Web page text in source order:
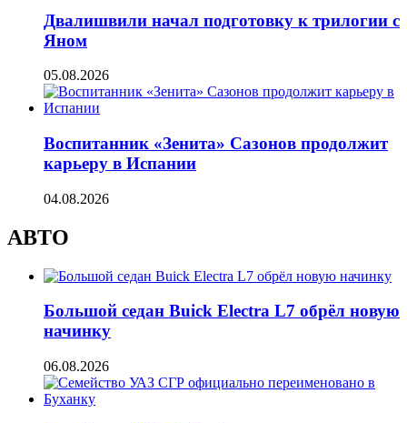
Двалишвили начал подготовку к трилогии с
Яном
05.08.2026
Воспитанник «Зенита» Сазонов продолжит
карьеру в Испании
04.08.2026
АВТО
Большой седан Buick Electra L7 обрёл новую
начинку
06.08.2026